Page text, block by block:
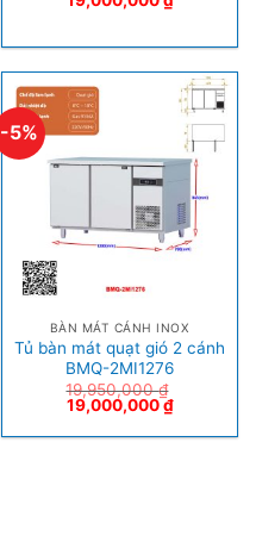
-5%
BÀN MÁT CÁNH INOX
Tủ bàn mát quạt gió 2 cánh
BMQ-2MI1276
19,950,000₫
19,000,000₫